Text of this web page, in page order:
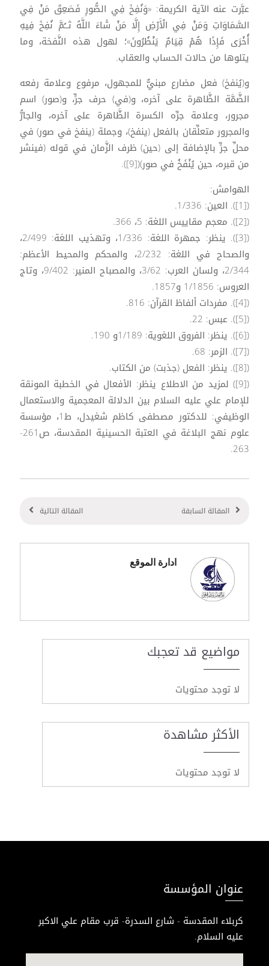
عبَّرت عنه الآية الكريمة: «وَنُفِخَ فِي الصُّورِ فَصَعِقَ مَنْ فِي
السَّمَاوَاتِ وَمَنْ فِي الْأَرْضِ إِلَّا مَنْ شَاءَ اللَّهُ ثــُمَّ نُفِخَ فِيهِ
أُخْرَى فَإِذَا هُمْ قِيَامٌ يَنْظُرُونَ»؛ لهول هذه النَّفخة، وما
يتلوها من حالات الحساب والعقاب.
و(يُنفخ) فعل مضارع مبنيٌّ للمجهول، مرفوع وعلامة رفعه
الضَّمَّة الظَّاهرة على آخره، و(في) حرف جرٍّ، و(صور) اسم
مجرور، وعلامة جرِّه الكسرة الظَّاهرة على آخره، والجارُّ
والمجرور متعلِّقان بالفعل (ينفخ)، وجملة (ينفخ في صور) في
محلِّ جرٍّ بالإضافة إلى (حين) ظرف الزَّمان في قوله (فينشر
من قبره، حين يُنْفَخُ في صور)([9]).
الهوامش:
([1]). العين: 1/336.
([2]). معجم مقاييس اللغة: 5، 366.
([3]). ينظر: جمهرة اللغة: 1/336، وتهذيب اللغة: 2/499،
والصحاح في اللغة: 2/232، والمحكم والمحيط الأعظم:
2/344، ولسان العرب: 3/62، والمصباح المنير: 9/402، وتاج
العروس: 1/1856 و1857.
([4]). مفردات ألفاظ القرآن: 816.
([5]). عبس: 22.
([6]). ينظر: الفروق اللغوية: 1/189و 190.
([7]). الزمر: 68.
([8]). ينظر: الفعل (جذبت) من الكتاب.
([9]) لمزيد من الاطلاع ينظر: الأفعال في الخطبة المونقة
للإمام علي عليه السلام بين الدلالة المعجمية والاستعمال
الوظيفي: للدكتور مصطفى كاظم شغيدل، ط1، مؤسسة
علوم نهج البلاغة في العتبة الحسينية المقدسة، ص261-
263.
المقالة السابقة المقالة التالية
ادارة الموقع
مواضيع قد تعجبك
لا توجد محتويات
الأكثر مشاهدة
لا توجد محتويات
عنوان المؤسسة
كربلاء المقدسة - شارع السدرة- قرب مقام علي الاكبر
عليه السلام.